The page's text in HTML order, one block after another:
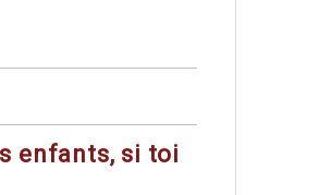
enfants, si toi